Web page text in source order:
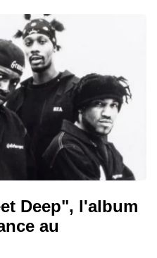
Deep", l'album
au